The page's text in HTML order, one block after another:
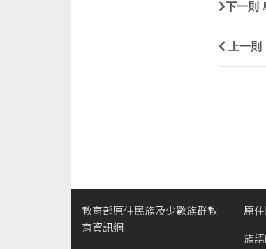
下一則
上一則
教育部原住民族及少數族群教
育資訊網
原
族